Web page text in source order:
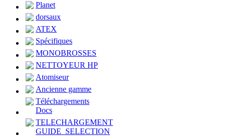
Planet
dorsaux
ATEX
Spécifiques
MONOBROSSES
NETTOYEUR HP
Atomiseur
Ancienne gamme
Téléchargements
Docs
TELECHARGEMENT
GUIDE_SELECTION